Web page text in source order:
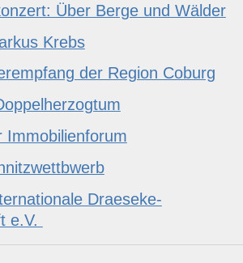
Über Berge und Wälder
Krebs
der Region Coburg
Immobilienforum
Draeseke-
e.V.